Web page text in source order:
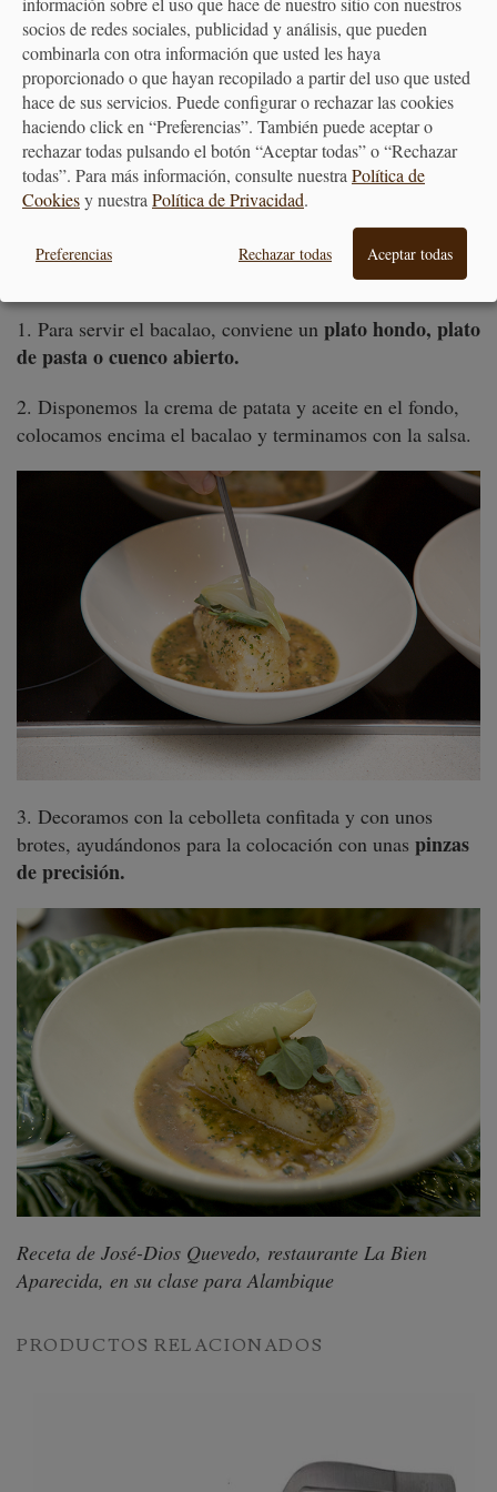
pelamos y las machacamos con 50 g de mantequilla, sal
y pimienta al gusto.
2. Una vez tengamos nuestro puré, vamos a añadirle los
aceites.
3. Con la ayuda de una batidora eléctrica, trituramos
todo hasta que quede una masa melosa y homogénea.
PREPARACIÓN Y MONTAJE DEL
1. Para servir el bacalao, conviene un plato hondo, plato
de pasta o cuenco abierto.
2. Disponemos la crema de patata y aceite en el fondo,
colocamos encima el bacalao y terminamos con la salsa.
3. Decoramos con la cebolleta confitada y con unos
brotes, ayudándonos para la colocación con unas pinzas
de precisión.
Receta de José-Dios Quevedo, restaurante La Bien
Aparecida, en su clase para Alambique
PRODUCTOS RELACIONADOS
socios de redes sociales, publicidad y análisis, que pueden
combinarla con otra información que usted les haya
proporcionado o que hayan recopilado a partir del uso que usted
hace de sus servicios. Puede configurar o rechazar las cookies
haciendo click en “Preferencias”. También puede aceptar o
rechazar todas pulsando el botón “Aceptar todas” o “Rechazar
todas”. Para más información, consulte nuestra Política de
Cookiesy nuestra Política de Privacidad.
Preferencias Rechazar todas Aceptar todas